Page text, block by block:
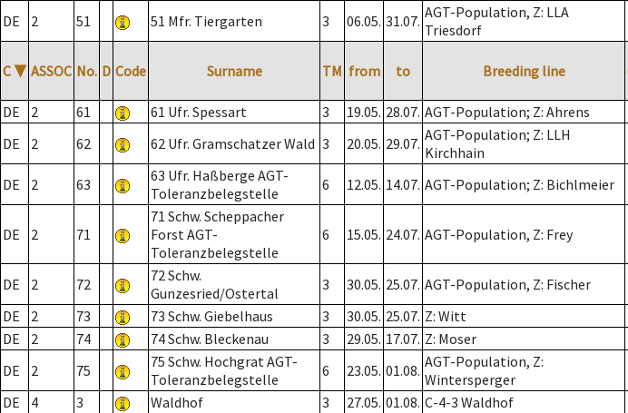
DE
2 51 51 Mfr. Tiergarten 3 06.05. 31.07. AGT-Population, Z: LLA
Triesdorf
C ▼ ASSOC No. D Code Surname TM from to Breeding line
DE
2 61 61 Ufr. Spessart 3 19.05. 28.07. AGT-Population; Z: Ahrens
DE
2 62 62 Ufr. Gramschatzer Wald 3 20.05. 29.07. AGT-Population; Z: LLH
Kirchhain
DE 2 63
63 Ufr. Haßberge AGT-
Toleranzbelegstelle
6 12.05. 14.07. AGT-Population; Z: Bichlmeier
DE 2 71
71 Schw. Scheppacher
Forst AGT-
Toleranzbelegstelle
6 15.05. 24.07. AGT-Population, Z: Frey
DE 2 72
72 Schw.
Gunzesried/Ostertal
3 30.05. 25.07. AGT-Population, Z: Fischer
DE
2 73 73 Schw. Giebelhaus 3 30.05. 25.07. Z: Witt
DE
2 74 74 Schw. Bleckenau 3 29.05. 17.07. Z: Moser
DE
2 75
75 Schw. Hochgrat AGT-
Toleranzbelegstelle
6 23.05. 01.08. AGT-Population, Z:
Wintersperger
DE
4 3 Waldhof 3 27.05. 01.08. C-4-3 Waldhof